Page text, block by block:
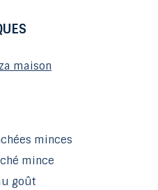
maison
minces
mince
goût